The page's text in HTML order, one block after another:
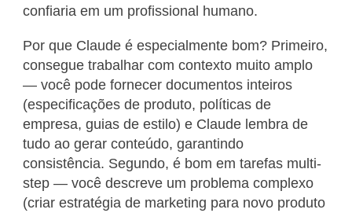
confiaria em um profissional humano.
Por que Claude é especialmente bom? Primeiro,
consegue trabalhar com contexto muito amplo
— você pode fornecer documentos inteiros
(especificações de produto, políticas de
empresa, guias de estilo) e Claude lembra de
tudo ao gerar conteúdo, garantindo
consistência. Segundo, é bom em tarefas multi-
step — você descreve um problema complexo
(criar estratégia de marketing para novo produto